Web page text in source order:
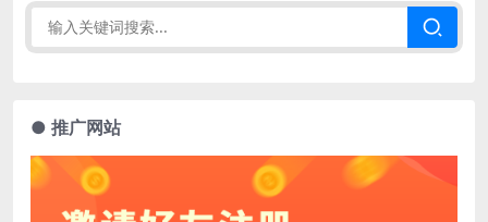
● 推广网站